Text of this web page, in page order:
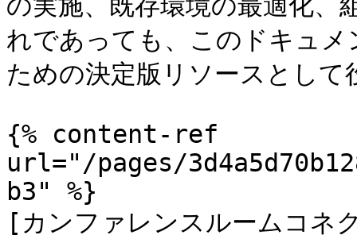
れであっても、このドキュメ
ための決定版リソースとして
{% content-ref
url="/pages/
b3" %}
[カンファレンスルームコ